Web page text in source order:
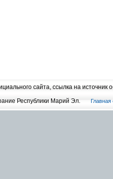
сайта, ссылка на источник
Республики Марий Эл.
Главная